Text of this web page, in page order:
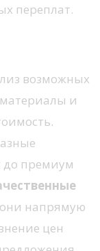
переплат.
возможных
и
до премиум
напрямую
цен